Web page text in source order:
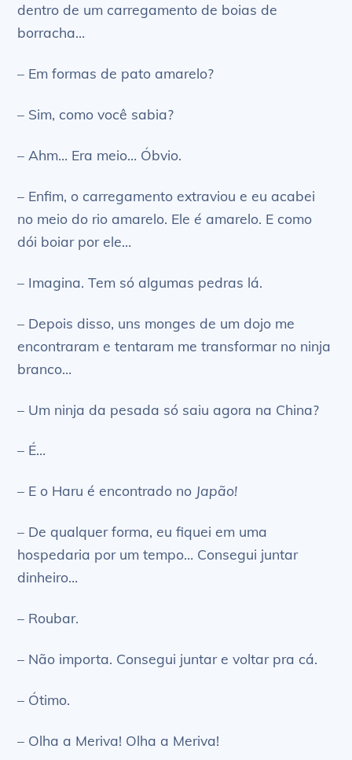
dentro de um carregamento de boias de
borracha…
– Em formas de pato amarelo?
– Sim, como você sabia?
– Ahm… Era meio… Óbvio.
– Enfim, o carregamento extraviou e eu acabei
no meio do rio amarelo. Ele é amarelo. E como
dói boiar por ele…
– Imagina. Tem só algumas pedras lá.
– Depois disso, uns monges de um dojo me
encontraram e tentaram me transformar no ninja
branco…
– Um ninja da pesada só saiu agora na China?
– É…
– E o Haru é encontrado no Japão!
– De qualquer forma, eu fiquei em uma
hospedaria por um tempo… Consegui juntar
dinheiro…
– Roubar.
– Não importa. Consegui juntar e voltar pra cá.
– Ótimo.
– Olha a Meriva! Olha a Meriva!